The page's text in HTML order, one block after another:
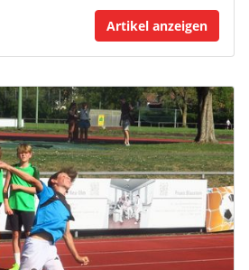
Artikel anzeigen